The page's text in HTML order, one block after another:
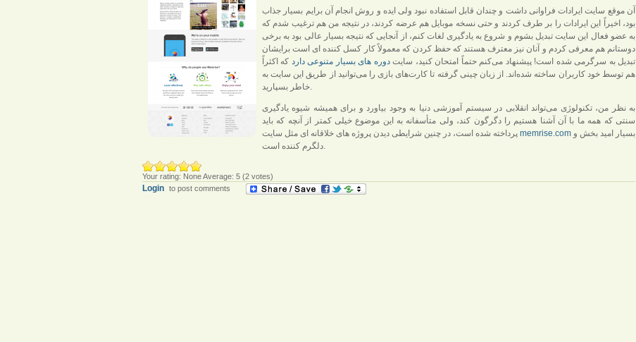
آن موقع سایت ایرادات فراوانی داشت و چندان قابل استفاده نبود ولی ایده و روش انجام آن برایم بسیار جذاب
بود، اخیراً این ایرادات را بر طرف کردند و حتی نسخه موبایل هم عرضه کردند، در نتیجه من هم ترغیب شدم که
به عضو فعال این سایت تبدیل بشوم و شروع به یادگیری لغات کنم، از آنجایی که نتیجه بسیار عالی بود به برخی
دوستانم هم معرفی کردم و آنان نیز معترف هستند که حفظ کردن که معمولاً کار کسل کننده ای است برایشان
تبدیل به سرگرمی شده است! پیشنهاد می‌کنم حتماً امتحان کنید، سایتدوره های بسیار متنوعی دارد که اکثراً
هم توسط خود کاربران ساخته شده‌اند. از زبان چینی گرفته تا کارت‌های بازی را می‌توانید از طریق این سایت به
به نظر من، تکنولوژی می‌تواند انقلابی در سیستم آموزشی دنیا به وجود بیاورد و برای همیشه شیوه یادگیری
سنتی که همه ما با آن آشنا هستیم را دگرگون کند، ولی متأسفانه به این موضوع خیلی کمتر از آنچه که باید
memrise.com
Your rating: NoneAverage: 5 (2 votes)
Login to post comments